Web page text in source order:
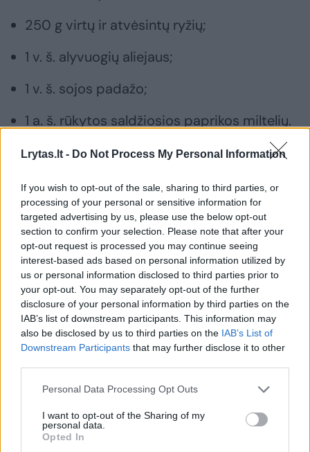
Lrytas.lt - Do Not Process My Personal Information
If you wish to opt-out of the sale, sharing to third parties, or
processing of your personal or sensitive information for
targeted advertising by us, please use the below opt-out
section to confirm your selection. Please note that after your
opt-out request is processed you may continue seeing
interest-based ads based on personal information utilized by
us or personal information disclosed to third parties prior to
your opt-out. You may separately opt-out of the further
disclosure of your personal information by third parties on the
IAB’s list of downstream participants. This information may
also be disclosed by us to third parties on the IAB’s List of
Downstream Participants that may further disclose it to other
Personal Data Processing Opt Outs
I want to opt-out of the Sharing of my
personal data.
Opted In
250 g virtų ir atvėsintų ryžių;
1 v. š. alyvuogių aliejaus;
1 v. š. sojos padažo;
1 a. š. rūkytos saldžiosios paprikos miltelių.
Padažui:
3 v. š. graikiško jogurto;
1 v. š. sojos padažo;
1 v. š. citrinos sulčių;
1 v. š. sriracha majonezo;
1 a. š. klevų sirupo.
Salotoms:
½ agurko;